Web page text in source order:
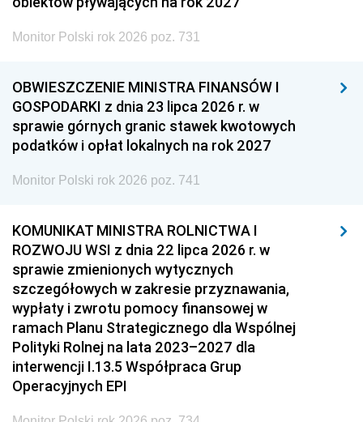
Monitor Polski rok 2026 poz. 731
OBWIESZCZENIE MINISTRA FINANSÓW I
GOSPODARKI z dnia 23 lipca 2026 r. w
sprawie górnych granic stawek kwotowych
podatków i opłat lokalnych na rok 2027
Monitor Polski rok 2026 poz. 741
KOMUNIKAT MINISTRA ROLNICTWA I
ROZWOJU WSI z dnia 22 lipca 2026 r. w
sprawie zmienionych wytycznych
szczegółowych w zakresie przyznawania,
wypłaty i zwrotu pomocy finansowej w
ramach Planu Strategicznego dla Wspólnej
Polityki Rolnej na lata 2023–2027 dla
interwencji I.13.5 Współpraca Grup
Operacyjnych EPI